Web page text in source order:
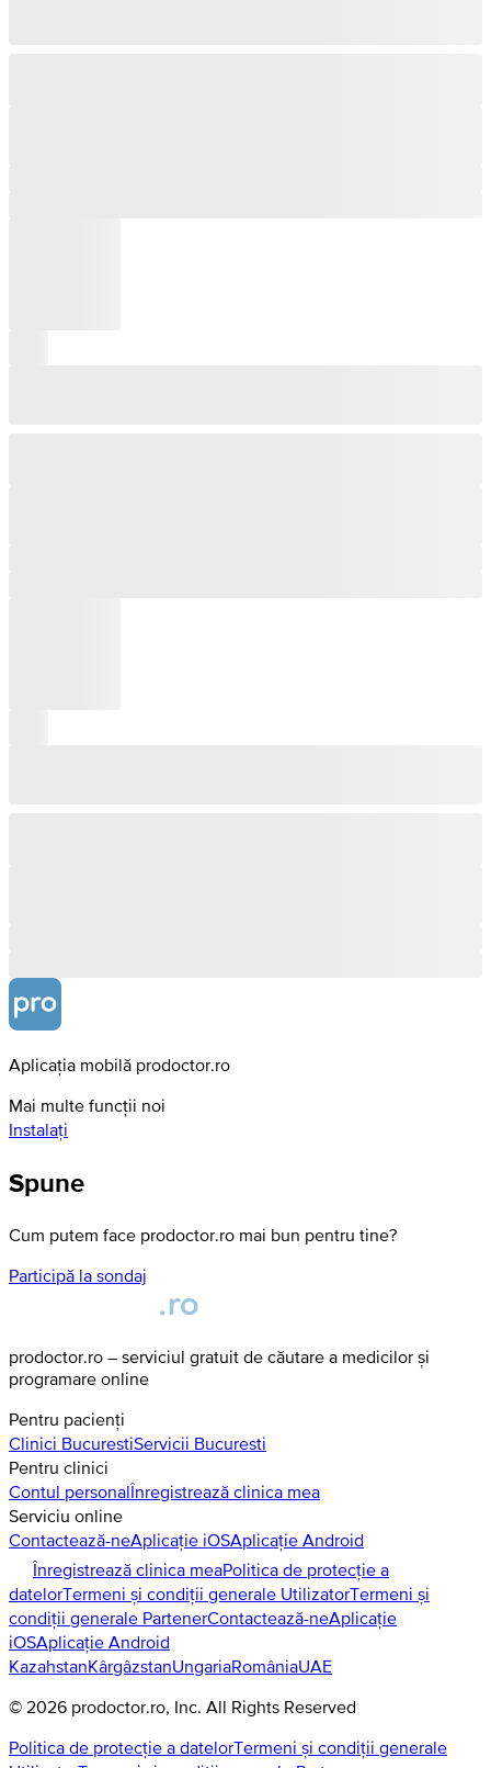
Aplicația mobilă prodoctor.ro
Mai multe funcții noi
Instalați
Spune
Cum putem face prodoctor.ro mai bun pentru tine?
Participă la sondaj
prodoctor.ro – serviciul gratuit de căutare a medicilor și
programare online
Pentru pacienți
Clinici BucurestiServicii Bucuresti
Pentru clinici
Contul personalÎnregistrează clinica mea
Serviciu online
Contactează-neAplicație iOSAplicație Android
Înregistrează clinica meaPolitica de protecție a
datelorTermeni și condiții generale UtilizatorTermeni și
condiții generale PartenerContactează-neAplicație
iOSAplicație Android
KazahstanKârgâzstanUngariaRomâniaUAE
© 2026 prodoctor.ro , Inc. All Rights Reserved
Politica de protecție a datelorTermeni și condiții generale